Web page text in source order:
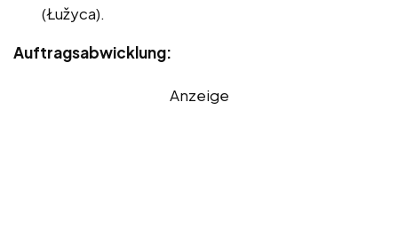
(Łužyca).
Auftragsabwicklung:
Anzeige